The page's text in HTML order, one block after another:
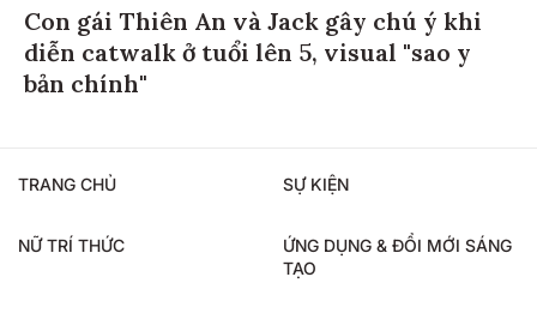
Con gái Thiên An và Jack gây chú ý khi
diễn catwalk ở tuổi lên 5, visual "sao y
bản chính"
TRANG CHỦ SỰ KIỆN
NỮ TRÍ THỨC
ỨNG DỤNG & ĐỔI MỚI SÁNG
TẠO